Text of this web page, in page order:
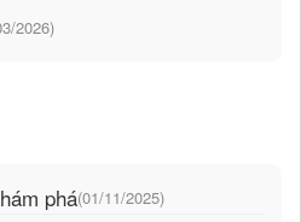
2026)
phá(01/11/2025)